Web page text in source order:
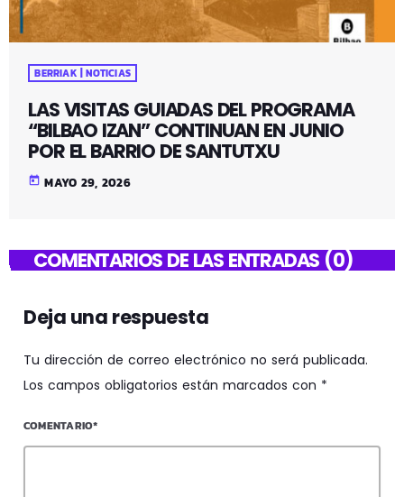
BERRIAK | NOTICIAS
LAS VISITAS GUIADAS DEL PROGRAMA
“BILBAO IZAN” CONTINUAN EN JUNIO
POR EL BARRIO DE SANTUTXU
today MAYO 29, 2026
COMENTARIOS DE LAS ENTRADAS (0)
Deja una respuesta
Tu dirección de correo electrónico no será publicada.
Los campos obligatorios están marcados con *
COMENTARIO*